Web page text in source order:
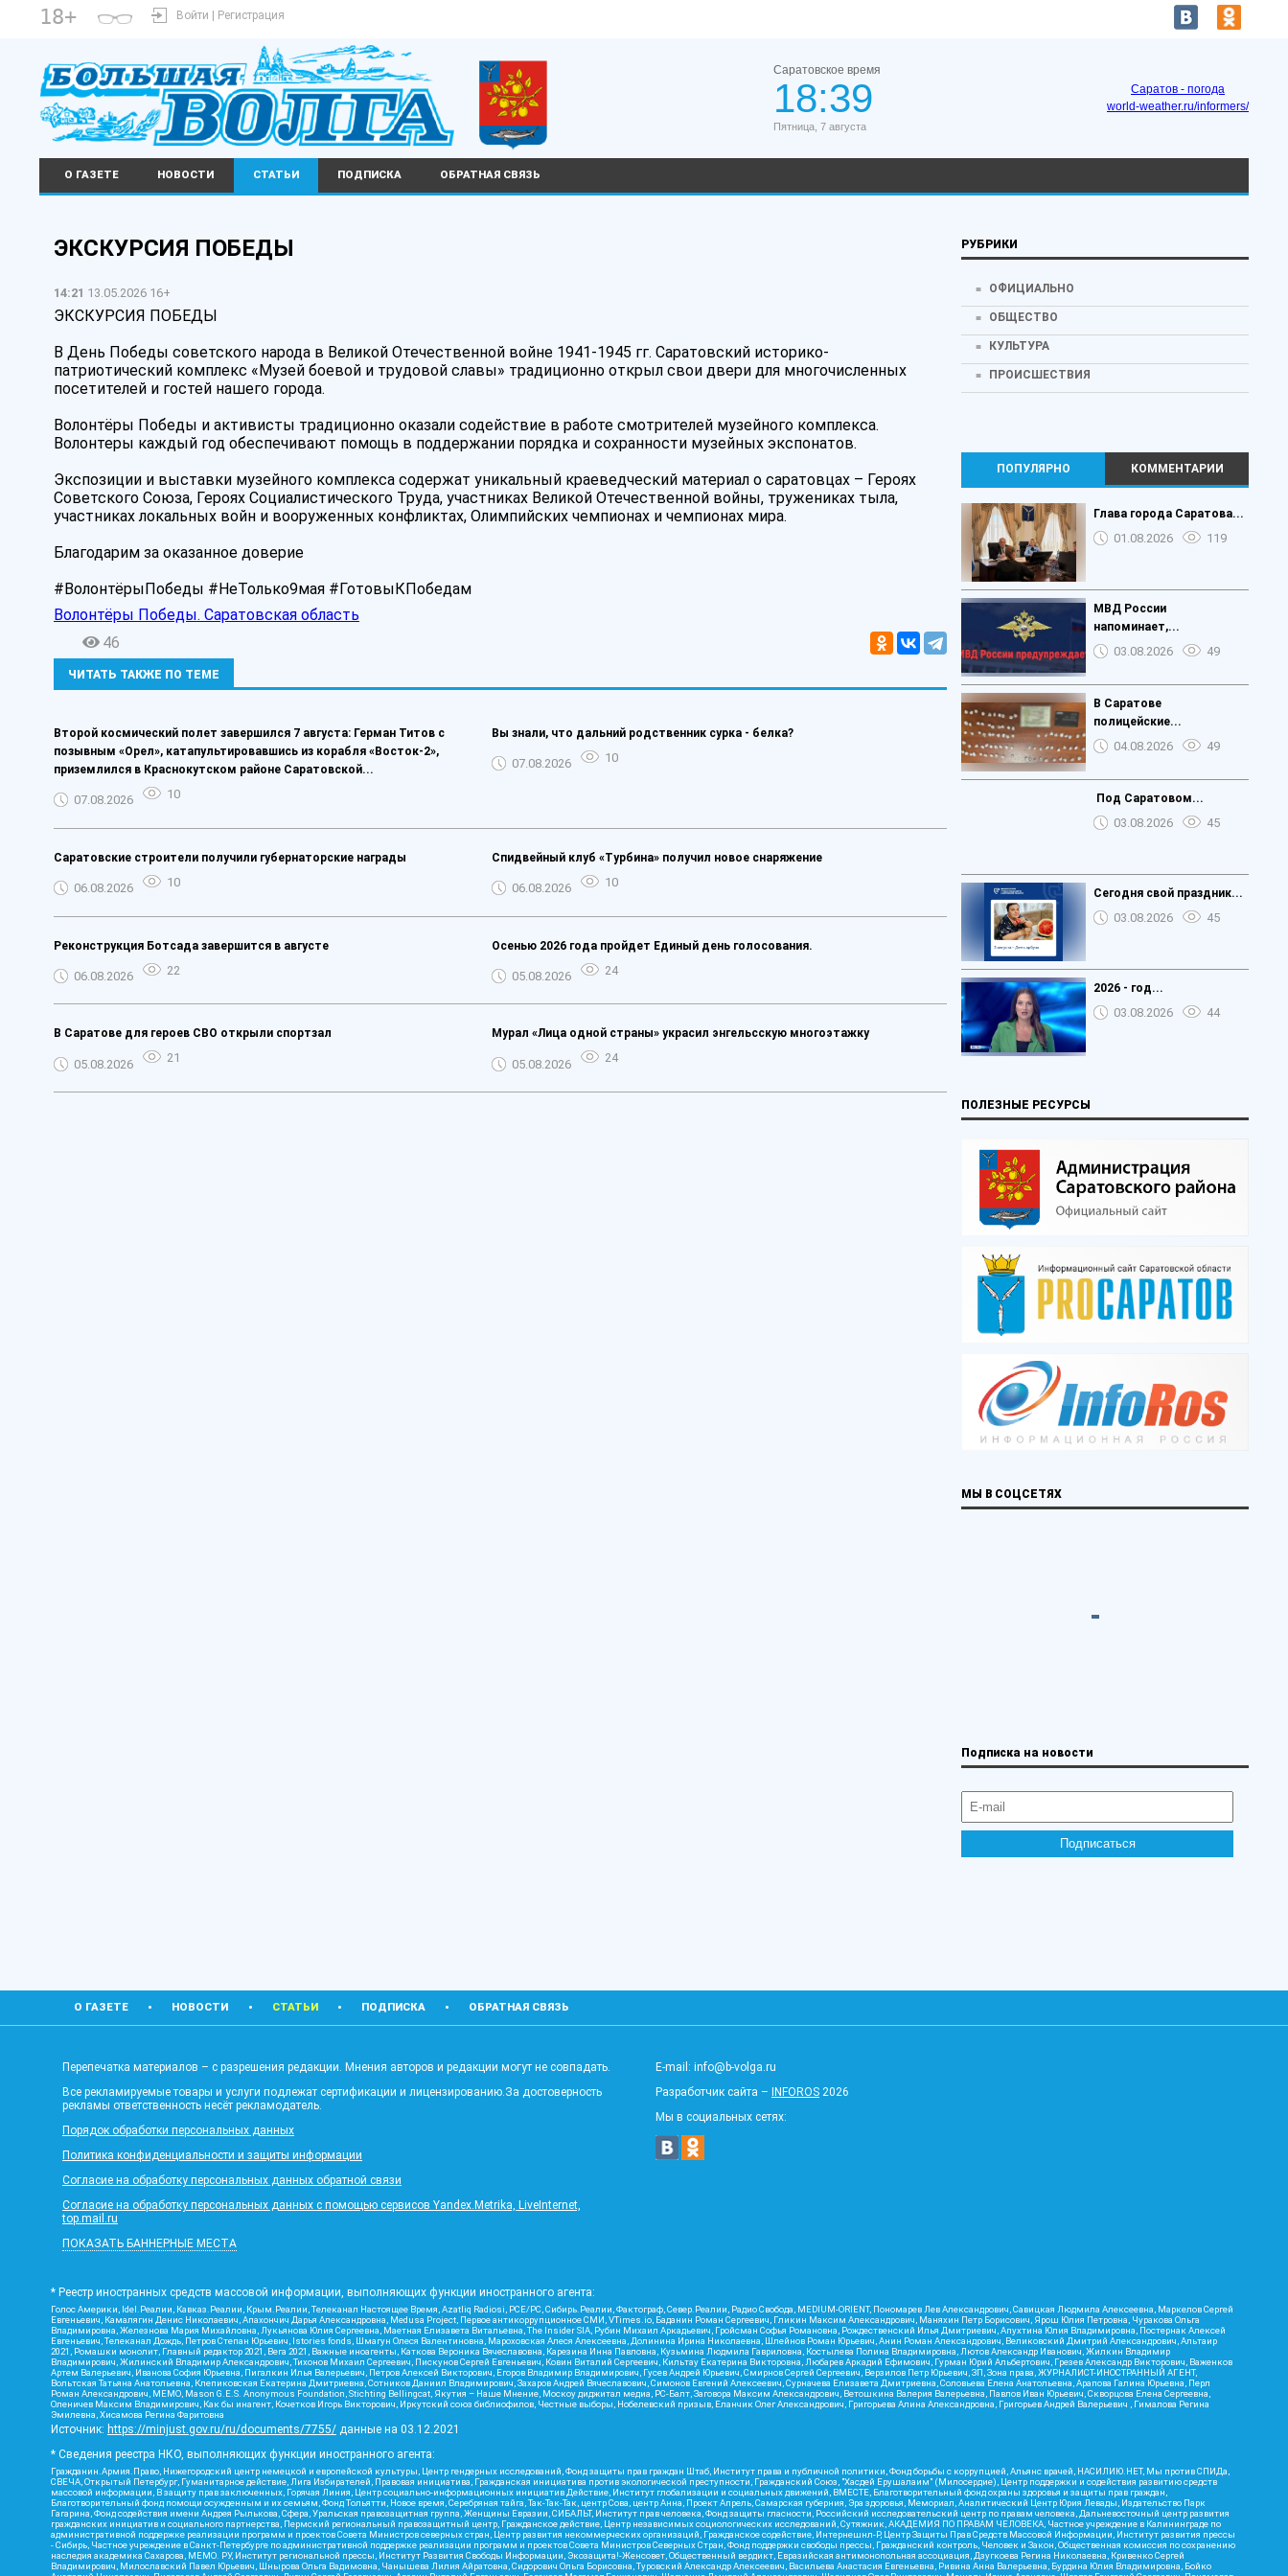
18+ Войти | Регистрация
Саратовское время
18:39
Пятница, 7 августа
Саратов - погода
world-weather.ru/informers/
О ГАЗЕТЕ НОВОСТИ СТАТЬИ ПОДПИСКА ОБРАТНАЯ СВЯЗЬ
ЭКСКУРСИЯ ПОБЕДЫ ️
14:21 13.05.2026 16+
ЭКСКУРСИЯ ПОБЕДЫ ️
В День Победы советского народа в Великой Отечественной войне 1941-1945 гг. Саратовский историко-
патриотический комплекс «Музей боевой и трудовой славы» традиционно открыл свои двери для многочисленных
посетителей и гостей нашего города.
Волонтёры Победы и активисты традиционно оказали содействие в работе смотрителей музейного комплекса.
Волонтеры каждый год обеспечивают помощь в поддержании порядка и сохранности музейных экспонатов.
Экспозиции и выставки музейного комплекса содержат уникальный краеведческий материал о саратовцах – Героях
Советского Союза, Героях Социалистического Труда, участниках Великой Отечественной войны, тружениках тыла,
участниках локальных войн и вооруженных конфликтах, Олимпийских чемпионах и чемпионах мира.
Благодарим за оказанное доверие
#ВолонтёрыПобеды #НеТолько9мая #ГотовыКПобедам
Волонтёры Победы. Саратовская область
46
ЧИТАТЬ ТАКЖЕ ПО ТЕМЕ
Второй космический полет завершился 7 августа: Герман Титов с
позывным «Орел», катапультировавшись из корабля «Восток-2»,
приземлился в Краснокутском районе Саратовской...
07.08.2026 10
Вы знали, что дальний родственник сурка - белка?
07.08.2026 10
Саратовские строители получили губернаторские награды
06.08.2026 10
Спидвейный клуб «Турбина» получил новое снаряжение
06.08.2026 10
Реконструкция Ботсада завершится в августе
06.08.2026 22
Осенью 2026 года пройдет Единый день голосования.
05.08.2026 24
В Саратове для героев СВО открыли спортзал
05.08.2026 21
Мурал «Лица одной страны» украсил энгельсскую многоэтажку
05.08.2026 24
РУБРИКИ
ОФИЦИАЛЬНО
ОБЩЕСТВО
КУЛЬТУРА
ПРОИСШЕСТВИЯ
ПОПУЛЯРНО КОММЕНТАРИИ
️Глава города Саратова...
01.08.2026 119
МВД России
напоминает,...
03.08.2026 49
В Саратове
полицейские...
04.08.2026 49
️ Под Саратовом...
03.08.2026 45
Сегодня свой праздник...
03.08.2026 45
2026 - год...
03.08.2026 44
ПОЛЕЗНЫЕ РЕСУРСЫ
МЫ В СОЦСЕТЯХ
Подписка на новости
О ГАЗЕТЕ НОВОСТИ СТАТЬИ ПОДПИСКА ОБРАТНАЯ СВЯЗЬ
Перепечатка материалов – с разрешения редакции. Мнения авторов и редакции могут не совпадать.
Все рекламируемые товары и услуги подлежат сертификации и лицензированию.За достоверность
рекламы ответственность несёт рекламодатель.
Порядок обработки персональных данных
Политика конфиденциальности и защиты информации
Согласие на обработку персональных данных обратной связи
Согласие на обработку персональных данных с помощью сервисов Yandex.Metrika, LiveInternet,
top.mail.ru
ПОКАЗАТЬ БАННЕРНЫЕ МЕСТА
E-mail: info@b-volga.ru
Разработчик сайта –
INFOROS 2026
Мы в социальных сетях:
* Реестр иностранных средств массовой информации, выполняющих функции иностранного агента:
Голос Америки, Idel.Реалии, Кавказ.Реалии, Крым.Реалии, Телеканал Настоящее Время, Azatliq Radiosi, PCE/PC, Сибирь.Реалии, Фактограф, Север.Реалии, Радио Свобода, MEDIUM-ORIENT, Пономарев Лев Александрович, Савицкая Людмила Алексеевна, Маркелов Сергей
Евгеньевич, Камалягин Денис Николаевич, Апахончич Дарья Александровна, Medusa Project, Первое антикоррупционное СМИ, VTimes.io, Баданин Роман Сергеевич, Гликин Максим Александрович, Маняхин Петр Борисович, Ярош Юлия Петровна, Чуракова Ольга
Владимировна, Железнова Мария Михайловна, Лукьянова Юлия Сергеевна, Маетная Елизавета Витальевна, The Insider SIA, Рубин Михаил Аркадьевич, Гройсман Софья Романовна, Рождественский Илья Дмитриевич, Апухтина Юлия Владимировна, Постернак Алексей
Евгеньевич, Телеканал Дождь, Петров Степан Юрьевич, Istories fonds, Шмагун Олеся Валентиновна, Мароховская Алеся Алексеевна, Долинина Ирина Николаевна, Шлейнов Роман Юрьевич, Анин Роман Александрович, Великовский Дмитрий Александрович, Альтаир
2021, Ромашки монолит, Главный редактор 2021, Вега 2021, Важные иноагенты, Каткова Вероника Вячеславовна, Карезина Инна Павловна, Кузьмина Людмила Гавриловна, Костылева Полина Владимировна, Лютов Александр Иванович, Жилкин Владимир
Владимирович, Жилинский Владимир Александрович, Тихонов Михаил Сергеевич, Пискунов Сергей Евгеньевич, Ковин Виталий Сергеевич, Кильтау Екатерина Викторовна, Любарев Аркадий Ефимович, Гурман Юрий Альбертович, Грезев Александр Викторович, Важенков
Артем Валерьевич, Иванова София Юрьевна, Пигалкин Илья Валерьевич, Петров Алексей Викторович, Егоров Владимир Владимирович, Гусев Андрей Юрьевич, Смирнов Сергей Сергеевич, Верзилов Петр Юрьевич, ЗП, Зона права, ЖУРНАЛИСТ-ИНОСТРАННЫЙ АГЕНТ,
Вольтская Татьяна Анатольевна, Клепиковская Екатерина Дмитриевна, Сотников Даниил Владимирович, Захаров Андрей Вячеславович, Симонов Евгений Алексеевич, Сурначева Елизавета Дмитриевна, Соловьева Елена Анатольевна, Арапова Галина Юрьевна, Перл
Роман Александрович, МЕМО, Mason G.E.S. Anonymous Foundation, Stichting Bellingcat, Якутия – Наше Мнение, Москоу диджитал медиа, РС-Балт, Заговора Максим Александрович, Ветошкина Валерия Валерьевна, Павлов Иван Юрьевич, Скворцова Елена Сергеевна,
Оленичев Максим Владимирович, Как бы инагент, Кочетков Игорь Викторович, Иркутский союз библиофилов, Честные выборы, Нобелевский призыв, Еланчик Олег Александрович, Григорьева Алина Александровна, Григорьев Андрей Валерьевич , Гималова Регина
Эмилевна, Хисамова Регина Фаритовна
Источник: https://minjust.gov.ru/ru/documents/7755/ данные на 03.12.2021
* Сведения реестра НКО, выполняющих функции иностранного агента:
Гражданин.Армия.Право, Нижегородский центр немецкой и европейской культуры, Центр гендерных исследований, Фонд защиты прав граждан Штаб, Институт права и публичной политики, Фонд борьбы с коррупцией, Альянс врачей, НАСИЛИЮ.НЕТ, Мы против СПИДа,
СВЕЧА, Открытый Петербург, Гуманитарное действие, Лига Избирателей, Правовая инициатива, Гражданская инициатива против экологической преступности, Гражданский Союз, "Хасдей Ерушалаим" (Милосердие), Центр поддержки и содействия развитию средств
массовой информации, В защиту прав заключенных, Горячая Линия, Центр социально-информационных инициатив Действие, Институт глобализации и социальных движений, ВМЕСТЕ, Благотворительный фонд охраны здоровья и защиты прав граждан,
Благотворительный фонд помощи осужденным и их семьям, Фонд Тольятти, Новое время, Серебряная тайга, Так-Так-Так, центр Сова, центр Анна, Проект Апрель, Самарская губерния, Эра здоровья, Мемориал, Аналитический Центр Юрия Левады, Издательство Парк
Гагарина, Фонд содействия имени Андрея Рылькова, Сфера, Уральская правозащитная группа, Женщины Евразии, СИБАЛЬТ, Институт прав человека, Фонд защиты гласности, Российский исследовательский центр по правам человека, Дальневосточный центр развития
гражданских инициатив и социального партнерства, Пермский региональный правозащитный центр, Гражданское действие, Центр независимых социологических исследований, Сутяжник, АКАДЕМИЯ ПО ПРАВАМ ЧЕЛОВЕКА, Частное учреждение в Калининграде по
административной поддержке реализации программ и проектов Совета Министров северных стран, Центр развития некоммерческих организаций, Гражданское содействие, Интернешнл-Р, Центр Защиты Прав Средств Массовой Информации, Институт развития прессы
- Сибирь, Частное учреждение в Санкт-Петербурге по административной поддержке реализации программ и проектов Совета Министров Северных Стран, Фонд поддержки свободы прессы, Гражданский контроль, Человек и Закон, Общественная комиссия по сохранению
наследия академика Сахарова, МЕМО. РУ, Институт региональной прессы, Институт Развития Свободы Информации, Экозащита!-Женсовет, Общественный вердикт, Евразийская антимонопольная ассоциация, Дзугкоева Регина Николаевна, Кривенко Сергей
Владимирович, Милославский Павел Юрьевич, Шнырова Ольга Вадимовна, Чанышева Лилия Айратовна, Сидорович Ольга Борисовна, Туровский Александр Алексеевич, Васильева Анастасия Евгеньевна, Ривина Анна Валерьевна, Бурдина Юлия Владимировна, Бойко